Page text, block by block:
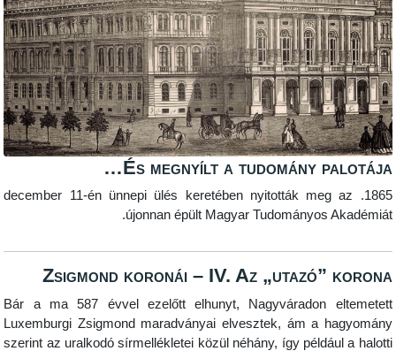
És megnyílt a tudomány
1865. december 11-én ünnepi ülés keretében nyitották meg az
újonnan épült Magyar Tudományos
Zsigmond koronái – IV. Az „utazó”
Bár a ma 587 évvel ezelőtt elhunyt, Nagyváradon
Luxemburgi Zsigmond maradványai elvesztek, ám a
szerint az uralkodó sírmellékletei közül néhány, így például a